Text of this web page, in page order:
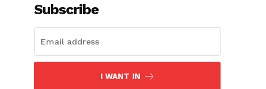
Subscribe
I WANT IN